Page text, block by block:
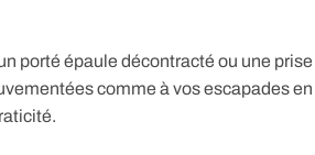
porté épaule décontracté ou une
comme à vos escapades